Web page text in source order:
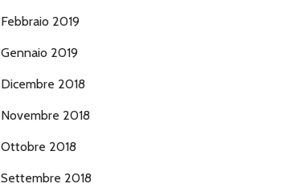
Febbraio 2019
Gennaio 2019
Dicembre 2018
Novembre 2018
Ottobre 2018
Settembre 2018